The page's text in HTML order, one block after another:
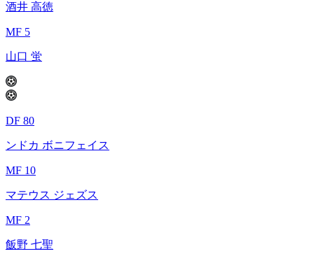
酒井 高徳
MF 5
山口 蛍
DF 80
ンドカ ボニフェイス
MF 10
マテウス ジェズス
MF 2
飯野 七聖